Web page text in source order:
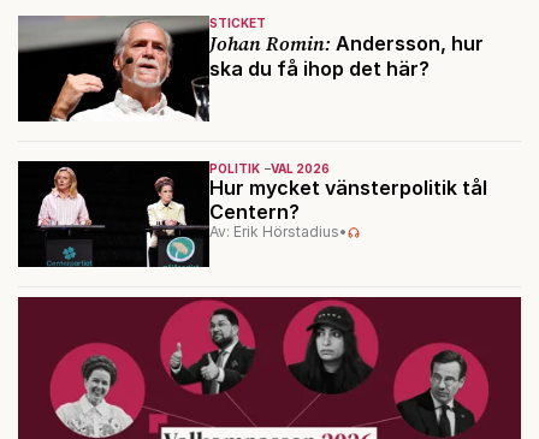
STICKET
Johan Romin: Andersson, hur
ska du få ihop det här?
POLITIK VAL 2026
Hur mycket vänsterpolitik tål
Centern?
Av: Erik Hörstadius•